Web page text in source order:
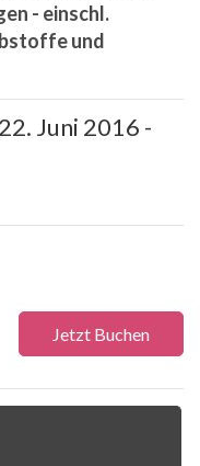
- einschl.
und
Juni 2016 -
Jetzt Buchen